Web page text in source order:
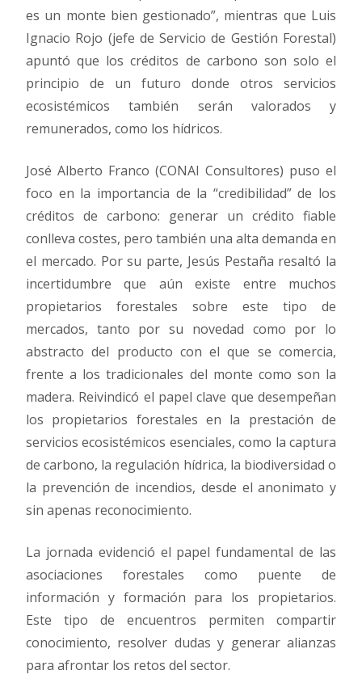
es un monte bien gestionado”, mientras que Luis
Ignacio Rojo (jefe de Servicio de Gestión Forestal)
apuntó que los créditos de carbono son solo el
principio de un futuro donde otros servicios
ecosistémicos también serán valorados y
remunerados, como los hídricos.
José Alberto Franco (CONAI Consultores) puso el
foco en la importancia de la “credibilidad” de los
créditos de carbono: generar un crédito fiable
conlleva costes, pero también una alta demanda en
el mercado. Por su parte, Jesús Pestaña resaltó la
incertidumbre que aún existe entre muchos
propietarios forestales sobre este tipo de
mercados, tanto por su novedad como por lo
abstracto del producto con el que se comercia,
frente a los tradicionales del monte como son la
madera. Reivindicó el papel clave que desempeñan
los propietarios forestales en la prestación de
servicios ecosistémicos esenciales, como la captura
de carbono, la regulación hídrica, la biodiversidad o
la prevención de incendios, desde el anonimato y
sin apenas reconocimiento.
La jornada evidenció el papel fundamental de las
asociaciones forestales como puente de
información y formación para los propietarios.
Este tipo de encuentros permiten compartir
conocimiento, resolver dudas y generar alianzas
para afrontar los retos del sector.